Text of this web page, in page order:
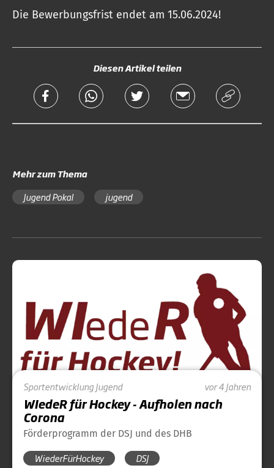
Die Bewerbungsfrist endet am 15.06.2024!
Diesen Artikel teilen
Mehr zum Thema
Jugend Pokal
jugend
SportentwicklungJugend vor 4 Jahren
WIedeR für Hockey - Aufholen nach
Corona
Förderprogramm der DSJ und des DHB
WiederFürHockey
DSJ